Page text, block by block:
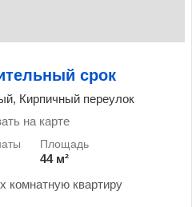
срок
Кирпичный переулок
на карте
44 м²
комнатную квартиру